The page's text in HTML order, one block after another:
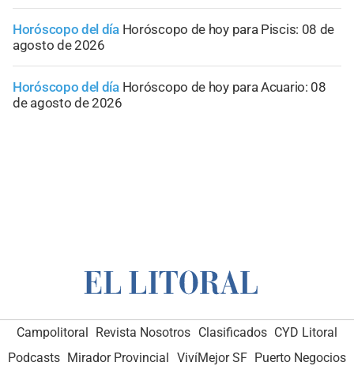
Horóscopo del día Horóscopo de hoy para Piscis: 08 de
agosto de 2026
Horóscopo del día Horóscopo de hoy para Acuario: 08
de agosto de 2026
Campolitoral Revista Nosotros Clasificados CYD Litoral
Podcasts Mirador Provincial VivíMejor SF Puerto Negocios